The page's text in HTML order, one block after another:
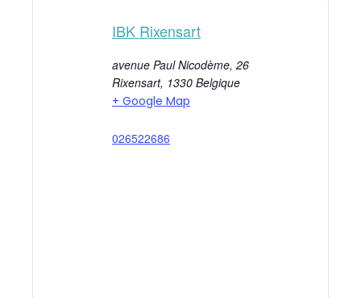
IBK Rixensart
avenue Paul Nicodème, 26
Rixensart, 1330 Belgique
+ Google Map
026522686